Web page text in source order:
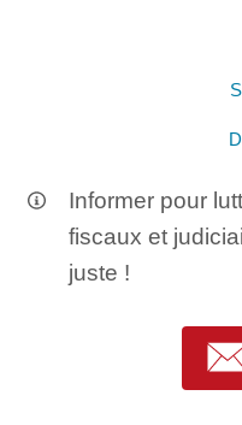
Informer pour
fiscaux et
juste !